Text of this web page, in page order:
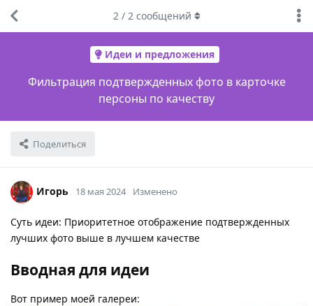
Идеи и предложения
Фильтрация подтвержденных фото в карточке
персоны по качеству
Поделиться
2/ 2сообщений
Игорь 18 мая 2024 Изменено
Суть идеи: Приоритетное отображение подтвержденных
лучших фото выше в лучшем качестве
Вводная для идеи
Вот пример моей галереи: